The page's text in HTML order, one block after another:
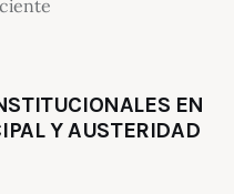
EN
Y AUSTERIDAD